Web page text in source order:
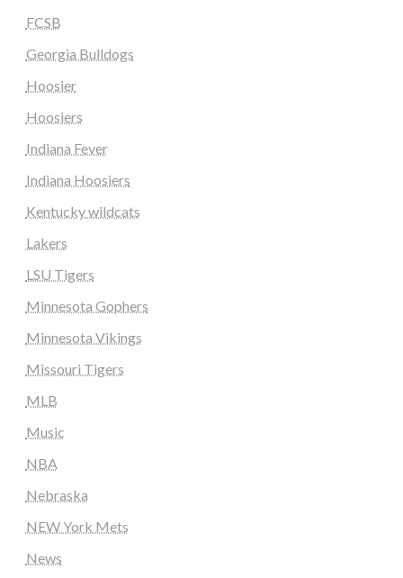
FCSB
Georgia Bulldogs
Hoosier
Hoosiers
Indiana Fever
Indiana Hoosiers
Kentucky wildcats
Lakers
LSU Tigers
Minnesota Gophers
Minnesota Vikings
Missouri Tigers
MLB
Music
NBA
Nebraska
NEW York Mets
News